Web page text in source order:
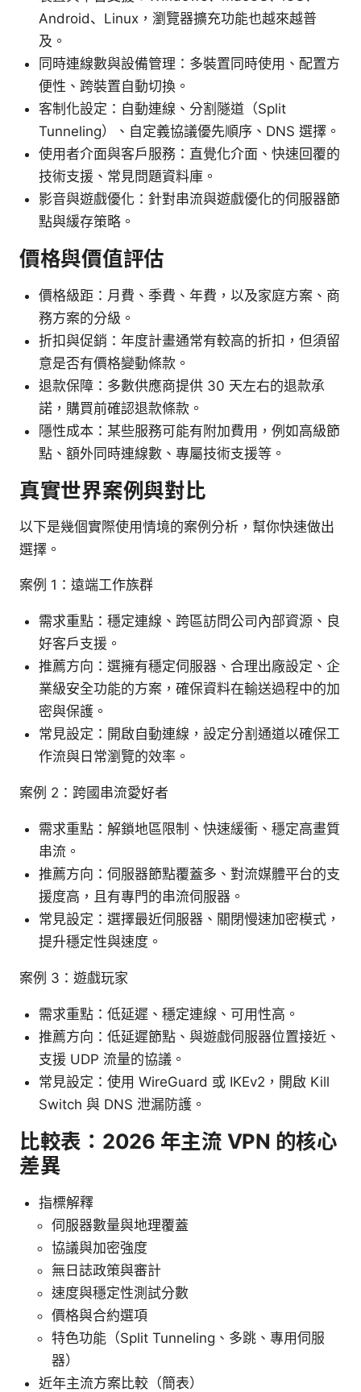
Android、Linux，瀏覽器擴充功能也越來越普
及。
同時連線數與設備管理：多裝置同時使用、配置方
便性、跨裝置自動切換。
客制化設定：自動連線、分割隧道（Split
Tunneling）、自定義協議優先順序、DNS 選擇。
使用者介面與客戶服務：直覺化介面、快速回覆的
技術支援、常見問題資料庫。
影音與遊戲優化：針對串流與遊戲優化的伺服器節
點與緩存策略。
價格與價值評估
價格級距：月費、季費、年費，以及家庭方案、商
務方案的分級。
折扣與促銷：年度計畫通常有較高的折扣，但須留
意是否有價格變動條款。
退款保障：多數供應商提供 30 天左右的退款承
諾，購買前確認退款條款。
隱性成本：某些服務可能有附加費用，例如高級節
點、額外同時連線數、專屬技術支援等。
真實世界案例與對比
以下是幾個實際使用情境的案例分析，幫你快速做出
選擇。
案例 1：遠端工作族群
需求重點：穩定連線、跨區訪問公司內部資源、良
好客戶支援。
推薦方向：選擁有穩定伺服器、合理出廠設定、企
業級安全功能的方案，確保資料在輸送過程中的加
密與保護。
常見設定：開啟自動連線，設定分割通道以確保工
作流與日常瀏覽的效率。
案例 2：跨國串流愛好者
需求重點：解鎖地區限制、快速緩衝、穩定高畫質
串流。
推薦方向：伺服器節點覆蓋多、對流媒體平台的支
援度高，且有專門的串流伺服器。
常見設定：選擇最近伺服器、關閉慢速加密模式，
提升穩定性與速度。
案例 3：遊戲玩家
需求重點：低延遲、穩定連線、可用性高。
推薦方向：低延遲節點、與遊戲伺服器位置接近、
支援 UDP 流量的協議。
常見設定：使用 WireGuard 或 IKEv2，開啟 Kill
Switch 與 DNS 泄漏防護。
比較表：2026 年主流 VPN 的核心
差異
指標解釋
伺服器數量與地理覆蓋
協議與加密強度
無日誌政策與審計
速度與穩定性測試分數
價格與合約選項
特色功能（Split Tunneling、多跳、專用伺服
器）
近年主流方案比較（簡表）